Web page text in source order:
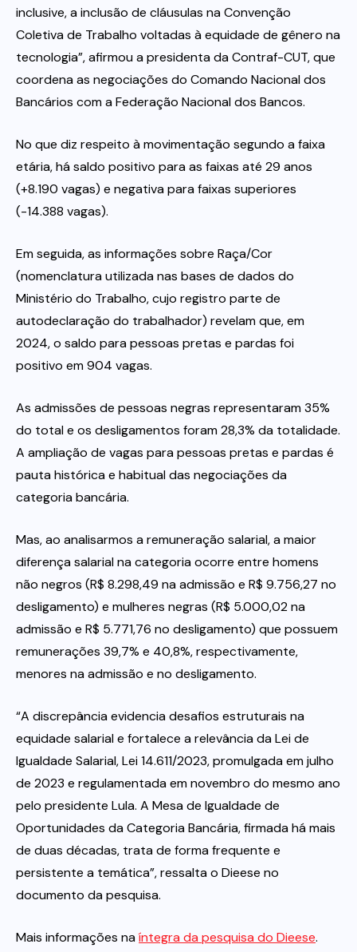
inclusive, a inclusão de cláusulas na Convenção
Coletiva de Trabalho voltadas à equidade de gênero na
tecnologia”, afirmou a presidenta da Contraf-CUT, que
coordena as negociações do Comando Nacional dos
Bancários com a Federação Nacional dos Bancos.
No que diz respeito à movimentação segundo a faixa
etária, há saldo positivo para as faixas até 29 anos
(+8.190 vagas) e negativa para faixas superiores
(-14.388 vagas).
Em seguida, as informações sobre Raça/Cor
(nomenclatura utilizada nas bases de dados do
Ministério do Trabalho, cujo registro parte de
autodeclaração do trabalhador) revelam que, em
2024, o saldo para pessoas pretas e pardas foi
positivo em 904 vagas.
As admissões de pessoas negras representaram 35%
do total e os desligamentos foram 28,3% da totalidade.
A ampliação de vagas para pessoas pretas e pardas é
pauta histórica e habitual das negociações da
categoria bancária.
Mas, ao analisarmos a remuneração salarial, a maior
diferença salarial na categoria ocorre entre homens
não negros (R$ 8.298,49 na admissão e R$ 9.756,27 no
desligamento) e mulheres negras (R$ 5.000,02 na
admissão e R$ 5.771,76 no desligamento) que possuem
remunerações 39,7% e 40,8%, respectivamente,
menores na admissão e no desligamento.
“A discrepância evidencia desafios estruturais na
equidade salarial e fortalece a relevância da Lei de
Igualdade Salarial, Lei 14.611/2023, promulgada em julho
de 2023 e regulamentada em novembro do mesmo ano
pelo presidente Lula. A Mesa de Igualdade de
Oportunidades da Categoria Bancária, firmada há mais
de duas décadas, trata de forma frequente e
persistente a temática”, ressalta o Dieese no
documento da pesquisa.
Mais informações naíntegra da pesquisa do Dieese.